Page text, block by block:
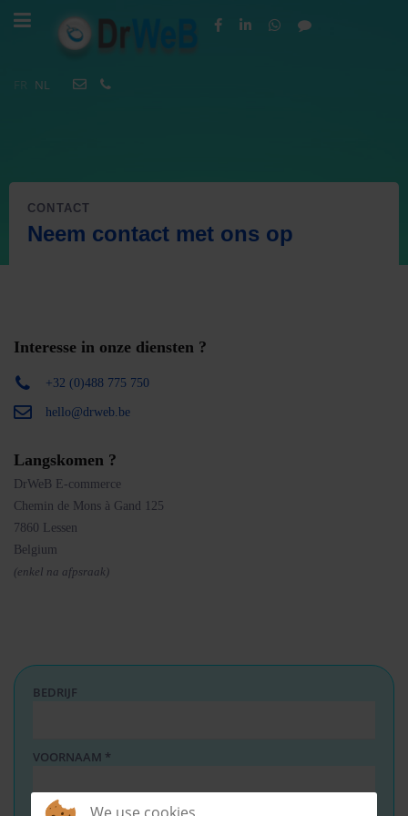
FR NL
CONTACT
Neem contact met ons op
Interesse in onze diensten ?
+32 (0)488 775 750
hello@drweb.be
Langskomen ?
DrWeB E-commerce
Chemin de Mons à Gand 125
7860 Lessen
Belgium
(enkel na afpsraak)
BEDRIJF
VOORNAAM *